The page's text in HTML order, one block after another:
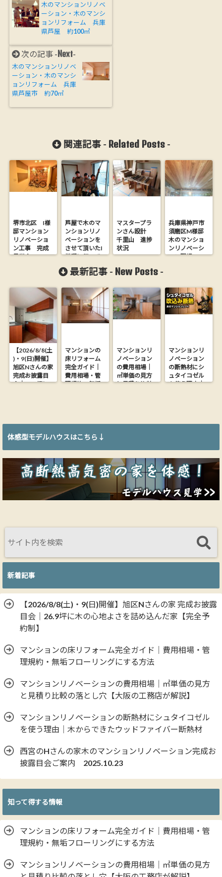
木のマンションリノベ
ーション・木のマンシ
ョンリフォーム 兵庫
県芦屋 約100㎡
次の記事 - Next-
木のマンションリノベ
ーション・木のマンシ
ョンリフォーム 兵庫
県芦屋市 約70㎡
関連記事 - Related Posts-
堺市北区 I様
邸マンション
リノベーショ
ン工事 完成
見学会
芦屋で木のマ
ンションリノ
ベーションを
させて頂いたI
様邸に行って
きました。
マスタープラ
ンさん設計
千里山 進捗
状況
兵庫県神戸市
須磨区M様邸
木のマンショ
ンリノベーシ
ョン現場
最新記事 - New Posts -
【2026/8/8(土
)・9(日)開催】
旭区Nさんの家
完成お披露目
会｜26.9坪に
マンションの
床リフォーム
完全ガイド｜
費用相場・管
理規約・無垢
マンションリ
ノベーション
の費用相場｜
㎡単価の見方
と見積り比較
マンションリ
ノベーション
の断熱材にシ
ュタイコゼル
を使う理由｜
体感型モデルハウスはこちら↓
新着記事
【2026/8/8(土)・9(日)開催】旭区Nさんの家 完成お披露
目会｜26.9坪に木の心地よさを詰め込んだ家【完全予
約制】
マンションの床リフォーム完全ガイド｜費用相場・管
理規約・無垢フローリングにする方法
マンションリノベーションの費用相場｜㎡単価の見方
と見積り比較の落とし穴【大阪の工務店が解説】
マンションリノベーションの断熱材にシュタイコゼル
を使う理由｜木からできたウッドファイバー断熱材
西宮のHさんの家木のマンションリノベーション完成お
披露目会ご案内 2025.10.23
知って得する情報
マンションの床リフォーム完全ガイド｜費用相場・管
理規約・無垢フローリングにする方法
マンションリノベーションの費用相場｜㎡単価の見方